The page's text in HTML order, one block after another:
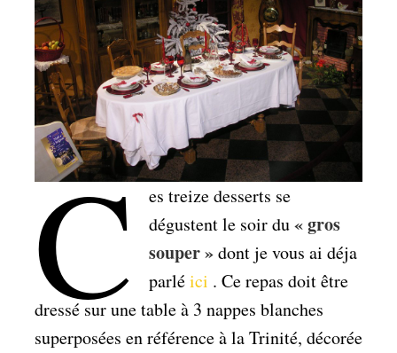
C
es treize desserts se
dégustent le soir du« gros
souper »dont je vous ai déja
parléici . Ce repas doit être
dressé sur une table à 3 nappes blanches
superposées en référence à la Trinité, décorée